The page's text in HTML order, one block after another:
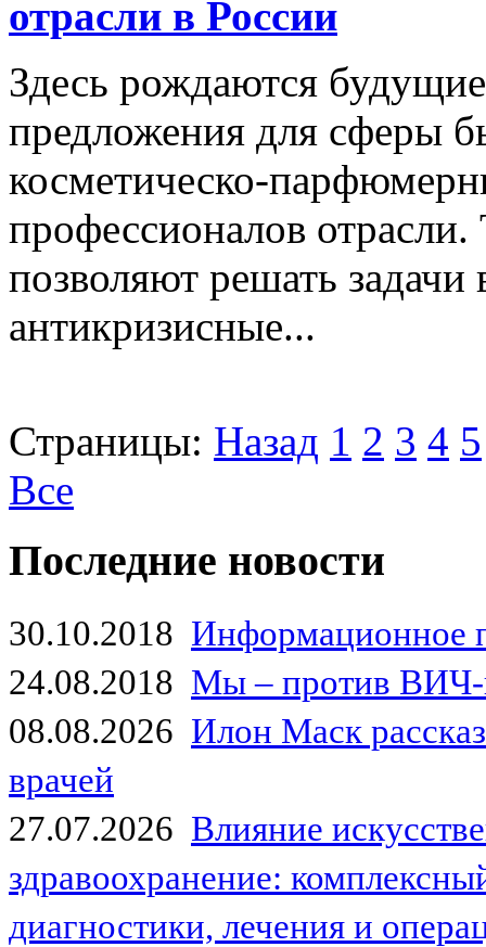
отрасли в России
Здесь рождаются
предложения для сферы
косметическо-
профессионалов
позволяют решать
антикризисные...
Страницы: Назад 1 2 3 4 5
Все
Последние новости
30.10.2018 Информационное
24.08.2018 Мы – против
08.08.2026 Илон Маск
врачей
27.07.2026 Влияние
здравоохранение:
диагностики, лечения и